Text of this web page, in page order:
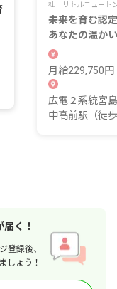
社 リトルニュートン
未来を育む認
あなたの温か
せんか？
月給229,750
広電２系統宮
中高前駅（徒歩
く！
登録後、
しょう！